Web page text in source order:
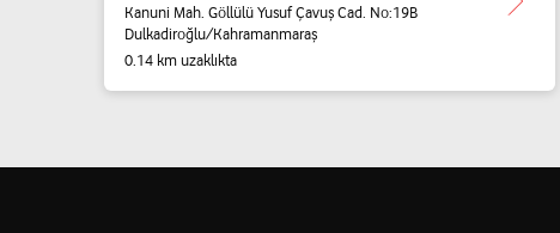
Kanuni Mah. Göllülü Yusuf Çavuş Cad. No:19B
Dulkadiroğlu/Kahramanmaraş
0.14 km uzaklıkta